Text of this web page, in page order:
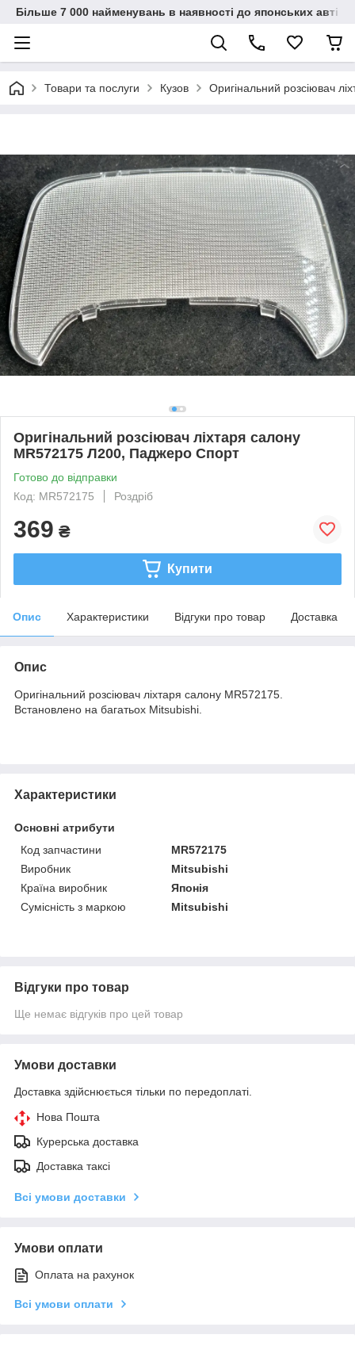
Більше 7 000 найменувань в наявності до японських
Товари та послуги Кузов Оригінальний розсіювач
Оригінальний розсіювач ліхтаря салону
MR572175 Л200, Паджеро Спорт
Готово до відправки
Код: MR572175
Роздріб
369 ₴
Купити
Опис Характеристики Відгуки про товар Доставка
Опис
Оригінальний розсіювач ліхтаря салону MR572175.
Встановлено на багатьох Mitsubishi.
Характеристики
Основні атрибути
Код запчастини
MR572175
Виробник
Mitsubishi
Країна виробник
Японія
Сумісність з маркою
Mitsubishi
Відгуки про товар
Ще немає відгуків про цей товар
Умови доставки
Доставка здійснюється тільки по передоплаті.
Нова Пошта
Курерська доставка
Доставка таксі
Всі умови доставки
Умови оплати
Оплата на рахунок
Всі умови оплати